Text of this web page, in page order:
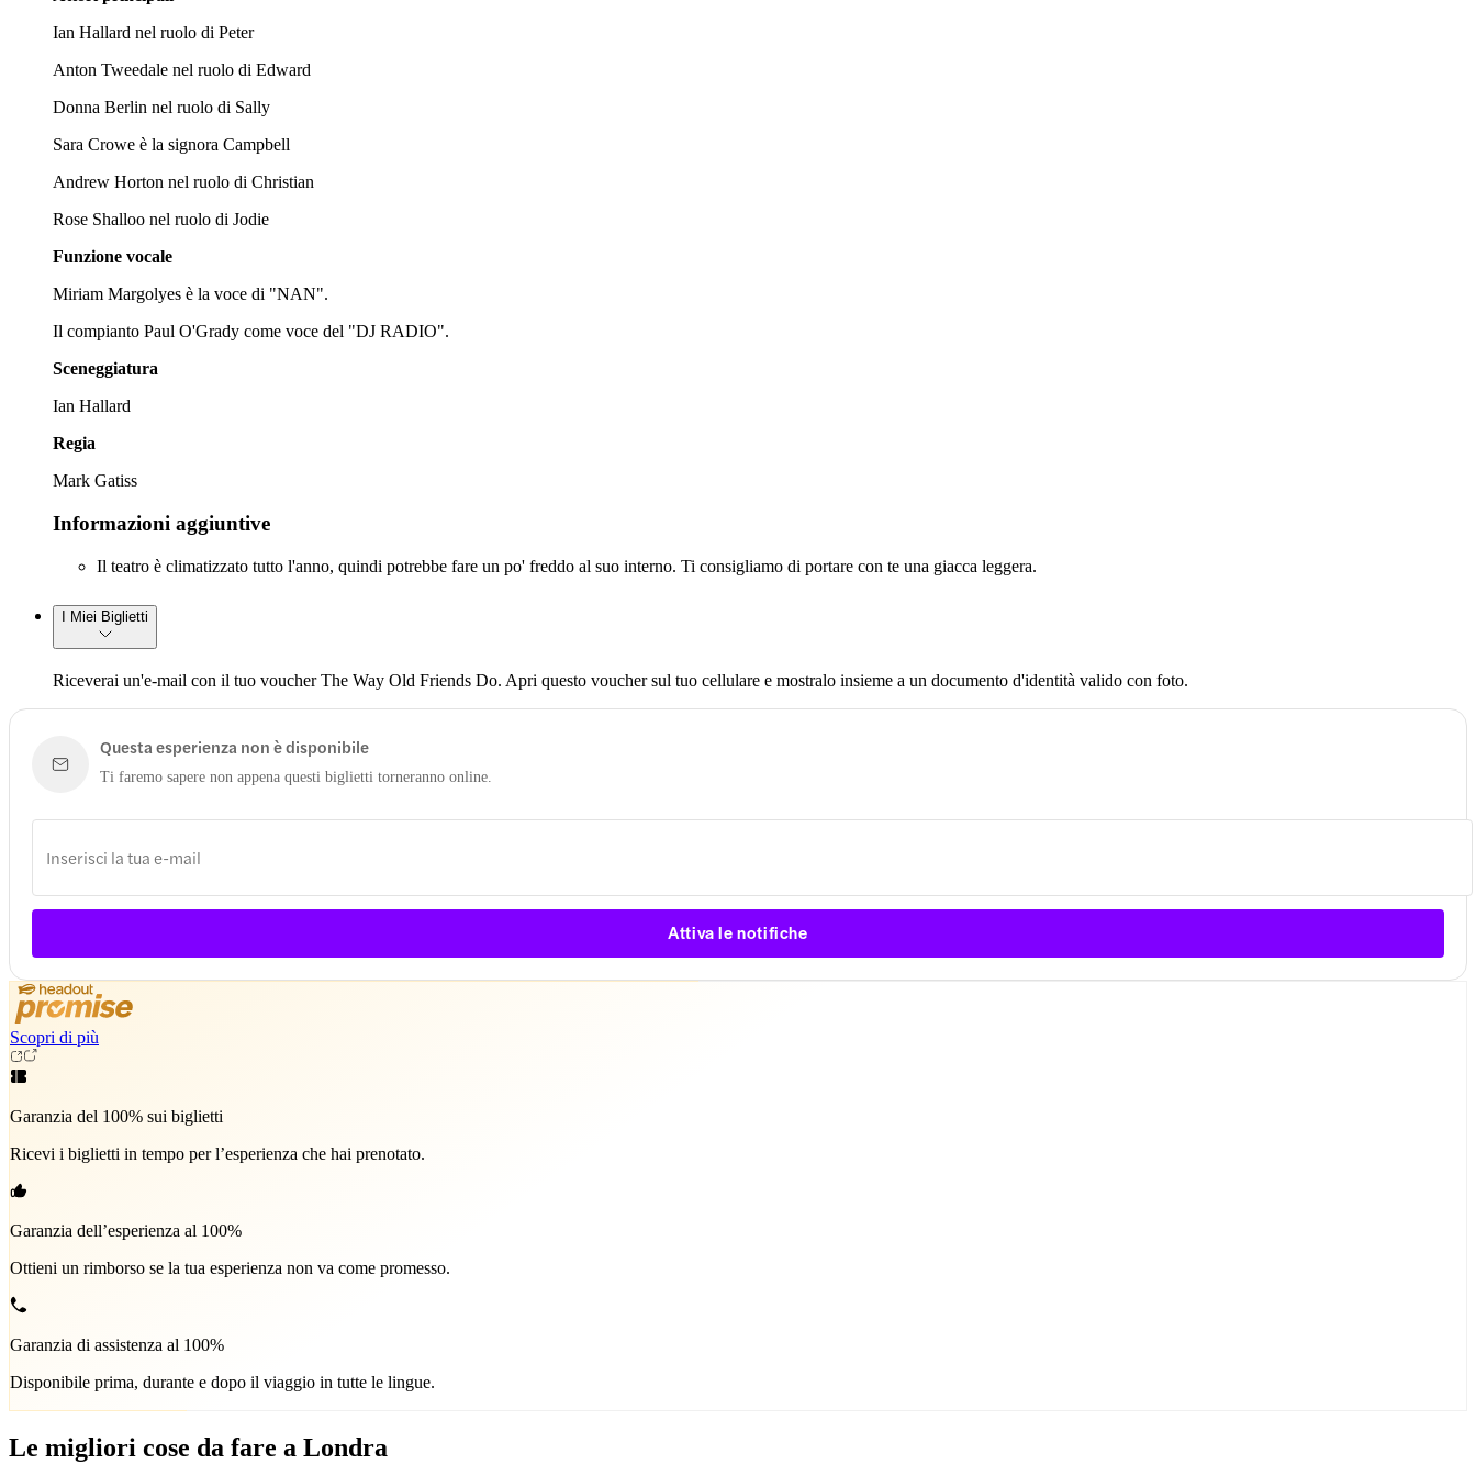
Ian Hallard nel ruolo di Peter
Anton Tweedale nel ruolo di Edward
Donna Berlin nel ruolo di Sally
Sara Crowe è la signora Campbell
Andrew Horton nel ruolo di Christian
Rose Shalloo nel ruolo di Jodie
Funzione vocale
Miriam Margolyes è la voce di "NAN".
Il compianto Paul O'Grady come voce del "DJ RADIO".
Sceneggiatura
Ian Hallard
Regia
Mark Gatiss
Informazioni aggiuntive
Il teatro è climatizzato tutto l'anno, quindi potrebbe fare un po' freddo al suo interno. Ti consigliamo di portare con te una giacca leggera.
I Miei Biglietti
Riceverai un'e-mail con il tuo voucher The Way Old Friends Do. Apri questo voucher sul tuo cellulare e mostralo insieme a un documento d'identità valido con foto.
Questa esperienza non è disponibile
Ti faremo sapere non appena questi biglietti torneranno online.
Attiva le notifiche
Scopri di più
Garanzia del 100% sui biglietti
Ricevi i biglietti in tempo per l’esperienza che hai prenotato.
Garanzia dell’esperienza al 100%
Ottieni un rimborso se la tua esperienza non va come promesso.
Garanzia di assistenza al 100%
Disponibile prima, durante e dopo il viaggio in tutte le lingue.
Le migliori cose da fare a Londra